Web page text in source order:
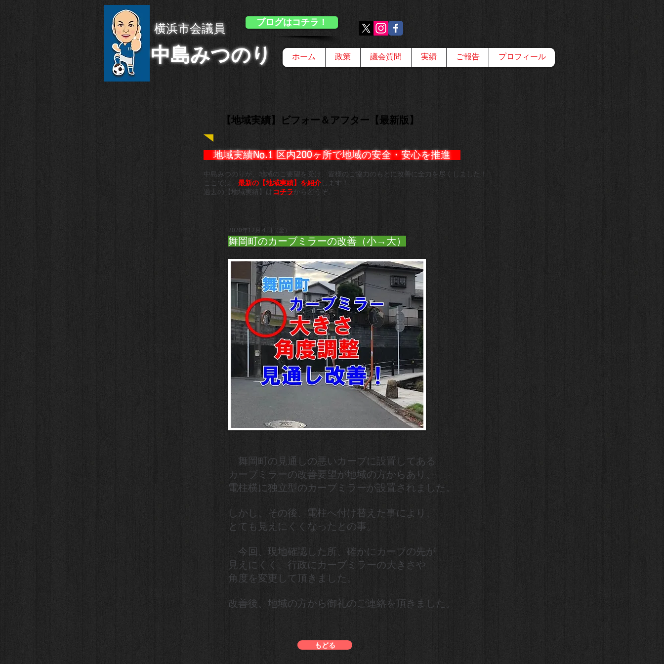
横浜市会議員 ブログはコチラ！
中島みつのり ホーム 政策 議会質問 実績 ご報告 プロフィール
【地域実績】ビフォー＆アフター【最新版】
地域実績No.1 区内200ヶ所で地域の安全・安心を推進 ​
中島みつのりが、地域のご要望を受け、皆様のご協力のもとに 改善に全力を尽くしました！
ここでは、 最新の【地域実績】を紹介します！
過去の【地域実績】は コチラからどうぞ。
2020年12月４日（金）
舞岡町のカーブミラーの改善（小→大）
舞岡町の見通しの悪いカーブに設置してある
カーブミラーの改善要望が地域の方からあり、
電柱横に独立型のカーブミラーが設置されました。
しかし、その後、電柱へ付け替えた事により、
とても見えにくくなったとの事。
今回、現地確認した所、確かにカーブの先が
見えにくく、行政にカーブミラーの大きさや
角度を変更して頂きました。
改善後、地域の方から御礼のご連絡を頂きました。
もどる